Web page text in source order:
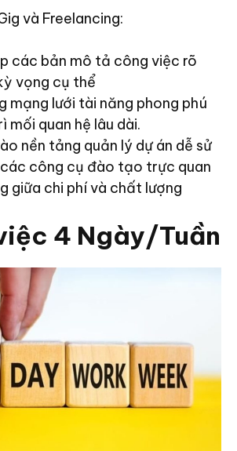
và Freelancing:
các bản mô tả công việc rõ
vọng cụ thể
mạng lưới tài năng phong phú
mối quan hệ lâu dài.
nền tảng quản lý dự án dễ sử
công cụ đào tạo trực quan
giữa chi phí và chất lượng
4 Ngày/Tuần